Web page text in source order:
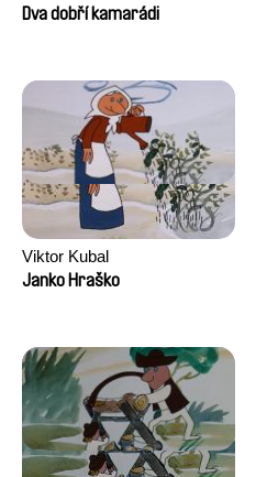
Dva dobří kamarádi
Viktor Kubal
Janko Hraško